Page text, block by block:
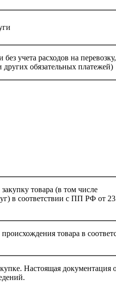
учета расходов на перевозку,
обязательных платежей)
товара (в том числе
в соответствии с ПП РФ от
товара в
Настоящая